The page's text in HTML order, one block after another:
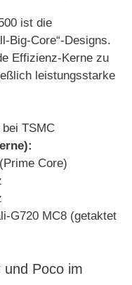
ist die
Big-Core“-Designs.
Effizienz-Kerne zu
leistungsstarke
TSMC
Core)
G720 MC8 (getaktet
Poco im